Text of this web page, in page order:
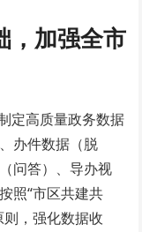
，加强全市
定高质量政务数据
办件数据（脱
问答）、导办视
照“市区共建共
，强化数据收